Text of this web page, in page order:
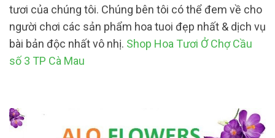
tươi của chúng tôi. Chúng bên tôi có thể đem về cho
người chơi các sản phẩm hoa tuoi đẹp nhất & dịch vụ
bài bản độc nhất vô nhị. Shop Hoa Tươi Ở Chợ Cầu
số 3 TP Cà Mau